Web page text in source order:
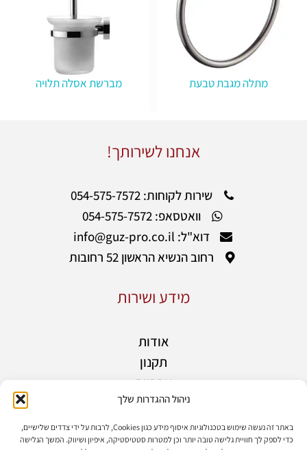
ניהול ההגדרות שלך
באתר זה נעשה שימוש בטכנולוגיות איסוף מידע כגון Cookies, לרבות על ידי צדדים שלישיים,
כדי לספק לך חוויית גלישה טובה יותר וכן למטרות סטטיסטיקה, איפיון ושיווק. המשך הגלישה
מתלה מגבת טבעת מברשת אסלה תלויה
אנחנו לשירותך!
שירות לקוחות: 054-575-7572
וואטסאפ: 054-575-7572
דוא"ל: info@guz-pro.co.il
רחוב הנשיא הראשון 52 רחובות
מידע ושירות
אודות
תקנון
אחריות
מידע נוסף
בלוג
יצירת קשר